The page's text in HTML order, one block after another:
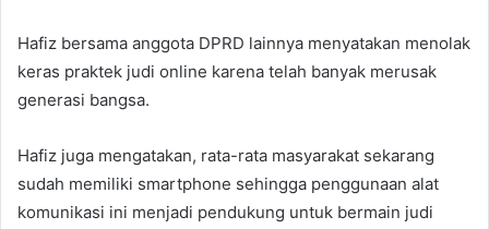
Hafiz bersama anggota DPRD lainnya menyatakan menolak
keras praktek judi online karena telah banyak merusak
generasi bangsa.
Hafiz juga mengatakan, rata-rata masyarakat sekarang
sudah memiliki smartphone sehingga penggunaan alat
komunikasi ini menjadi pendukung untuk bermain judi